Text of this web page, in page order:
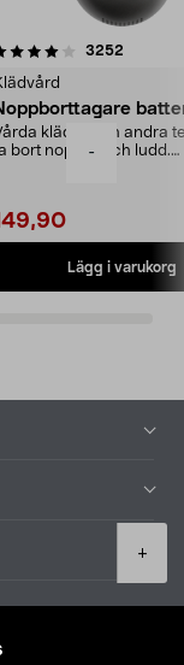
-
+
3252
kläder och andra
bort noppor och ludd.
Lägg i varukorg
4.5av 5 stjärnor